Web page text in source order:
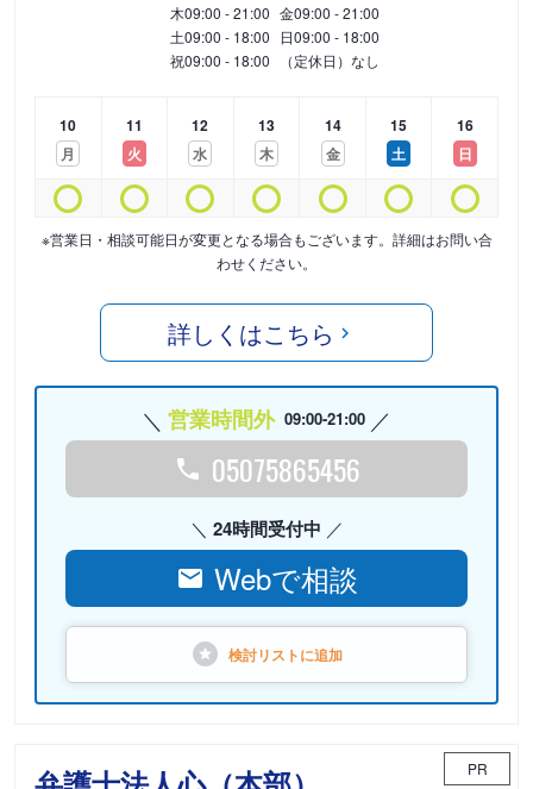
木09:00 - 21:00 金09:00 - 21:00
土09:00 - 18:00 日09:00 - 18:00
祝09:00 - 18:00 （定休日）なし
10
月
11
火
12
水
13
木
14
金
15
土
16
日
※営業日・相談可能日が変更となる場合もございます。詳細はお問い合
わせください。
詳しくはこちら
営業時間外 09:00-21:00
05075865456
24時間受付中
Webで相談
検討リストに追加
PR